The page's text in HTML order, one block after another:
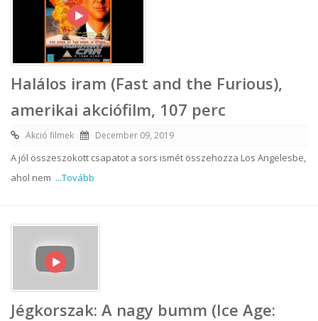
Halálos iram (Fast and the Furious),
amerikai akciófilm, 107 perc
Akció filmek December 09, 2019
A jól összeszokott csapatot a sors ismét összehozza Los Angelesbe,
ahol nem ...Tovább
Jégkorszak: A nagy bumm (Ice Age: